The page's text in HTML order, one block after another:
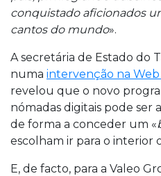
conquistado aficionados
cantos do mundo».
A secretária de Estado do
numa intervenção na
revelou que o novo
nómadas digitais pode ser
de forma a conceder um «
escolham ir para o interior
E, de facto, para a Valeo